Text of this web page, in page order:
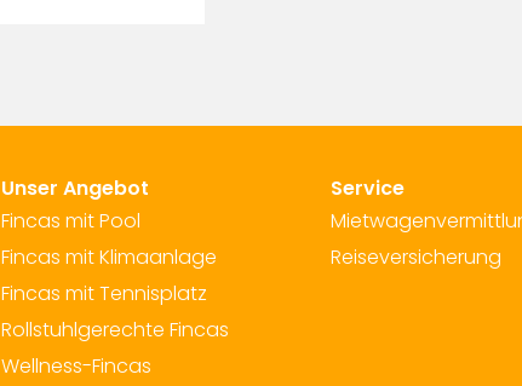
Unser Angebot
Fincas mit Pool
Fincas mit Klimaanlage
Fincas mit Tennisplatz
Rollstuhlgerechte Fincas
Wellness-Fincas
Service
Reiseversicherung